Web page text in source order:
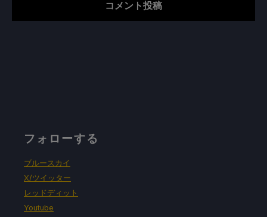
フォローする
ブルースカイ
X/ツイッター
レッドディット
Youtube